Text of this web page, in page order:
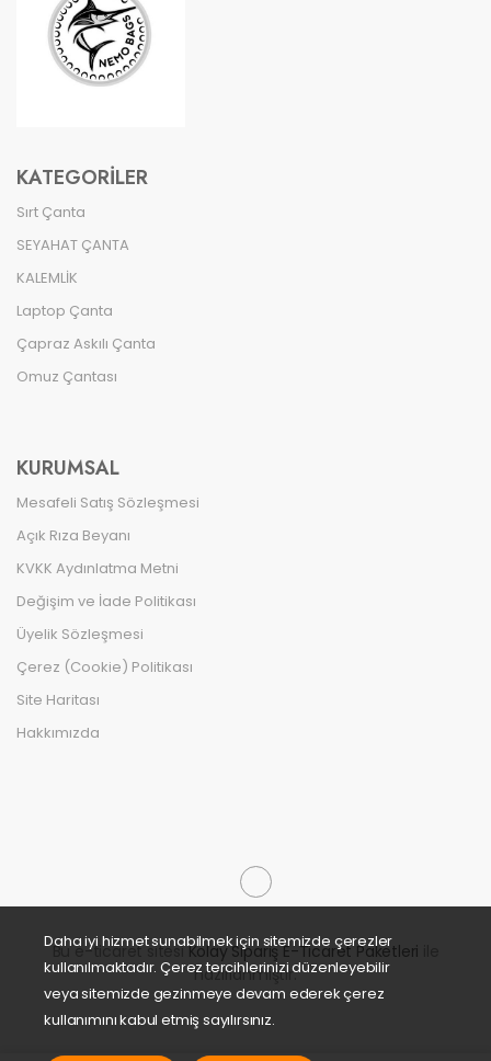
KATEGORILER
Sırt Çanta
SEYAHAT ÇANTA
KALEMLİK
Laptop Çanta
Çapraz Askılı Çanta
Omuz Çantası
KURUMSAL
Mesafeli Satış Sözleşmesi
Açık Rıza Beyanı
KVKK Aydınlatma Metni
Değişim ve İade Politikası
Üyelik Sözleşmesi
Çerez (Cookie) Politikası
Site Haritası
Hakkımızda
Bu e-ticaret sitesiKolay Sipariş E-Ticaret Paketleri
hazırlanmıştır.
Daha iyi hizmet sunabilmek için sitemizde çerezler
kullanılmaktadır. Çerez tercihlerinizi düzenleyebilir
veya sitemizde gezinmeye devam ederek çerez
kullanımını kabul etmiş sayılırsınız.